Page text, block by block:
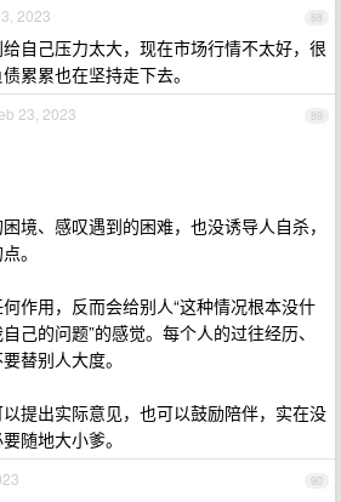
88
2023
自己压力太大，现在市场行情不太好，很
累累也在坚持走下去。
89
23, 2023
境、感叹遇到的困难，也没诱导人自杀，
。
作用，反而会给别人“这种情况根本没什
己的问题”的感觉。每个人的过往经历、
替别人大度。
提出实际意见，也可以鼓励陪伴，实在没
随地大小爹。
90